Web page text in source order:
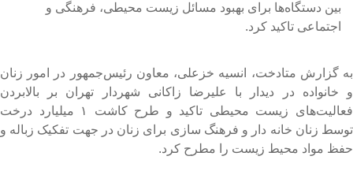
بین دستگاه‌ها برای بهبود مسائل زیست محیطی، فرهنگی و
اجتماعی تاکید کرد.
گزارش متادخت، انسیه خزعلی، معاون رئیس‌جمهور در امور زنان
خانواده در دیدار با علیرضا زاکانی شهردار تهران بر بالابردن
فعالیت‌های زیست محیطی تاکید و طرح کاشت ۱ میلیارد درخت
زنان خانه دار و فرهنگ سازی برای زنان در جهت تفکیک زباله و
مواد محیط زیست را مطرح کرد.